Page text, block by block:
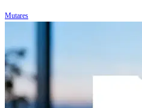
Mutares